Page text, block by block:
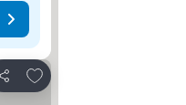
Teilen
Zu Favoriten hinzufügen